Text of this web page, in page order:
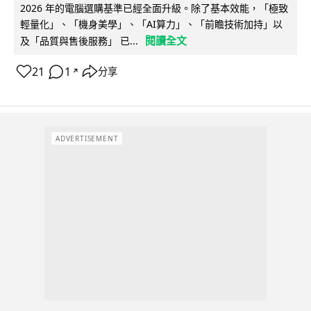
2026 年的電腦選購基準已經全面升級。除了基本效能，「極致
輕量化」、「機身美學」、「AI算力」、「前瞻技術加持」以
及「品質與售後服務」 已...
閱讀全文
21 1 ↗ 分享
ADVERTISEMENT